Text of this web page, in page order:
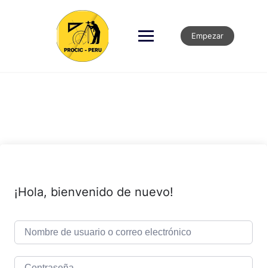
Empezar
¡Hola, bienvenido de nuevo!